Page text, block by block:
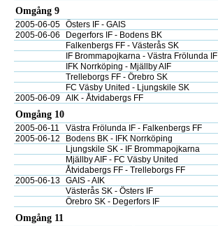
Omgång 9
2005-06-05 Östers IF - GAIS
2005-06-06
Degerfors IF - Bodens BK
Falkenbergs FF - Västerås SK
IF Brommapojkarna - Västra Frölunda IF
IFK Norrköping - Mjällby AIF
Trelleborgs FF - Örebro SK
FC Väsby United - Ljungskile SK
2005-06-09 AIK - Åtvidabergs FF
Omgång 10
2005-06-11 Västra Frölunda IF - Falkenbergs FF
2005-06-12
Bodens BK - IFK Norrköping
Ljungskile SK - IF Brommapojkarna
Mjällby AIF - FC Väsby United
Åtvidabergs FF - Trelleborgs FF
2005-06-13 GAIS - AIK
Västerås SK - Östers IF
Örebro SK - Degerfors IF
Omgång 11